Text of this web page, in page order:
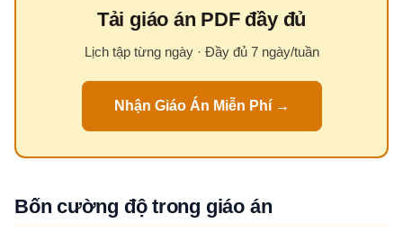
Tải giáo án PDF đầy đủ
Lịch tập từng ngày · Đầy đủ 7 ngày/tuần
Nhận Giáo Án Miễn Phí →
Bốn cường độ trong giáo án